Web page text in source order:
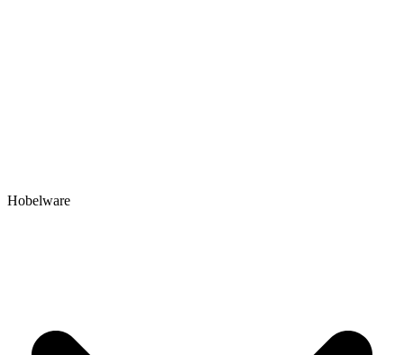
Hobelware